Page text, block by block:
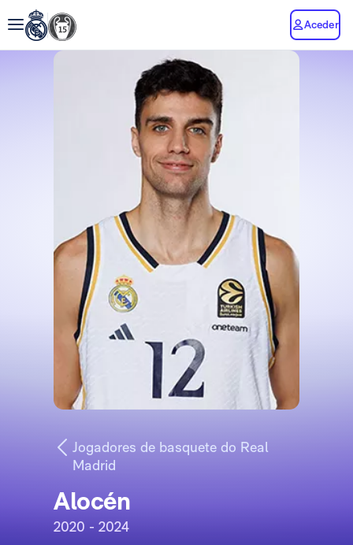
Aceder
Jogadores de basquete do Real
Madrid
Alocén
2020 - 2024